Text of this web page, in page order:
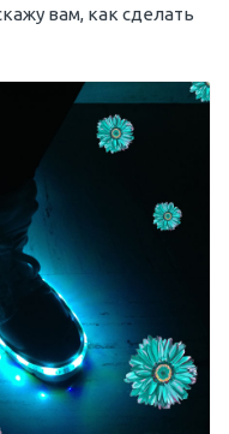
вам, как сделать